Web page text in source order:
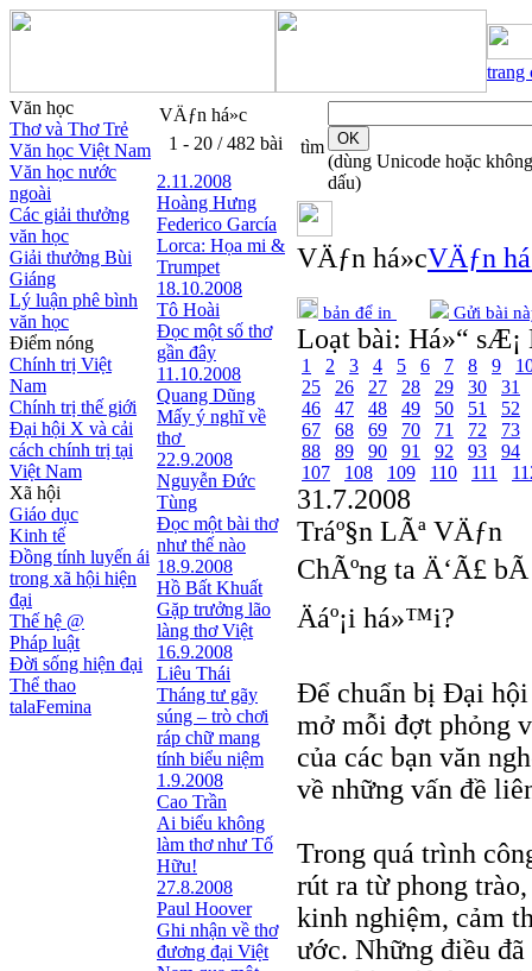
trang
Văn học
Thơ và Thơ Trẻ
Văn học Việt Nam
Văn học nước
ngoài
Các giải thưởng
văn học
Giải thưởng Bùi
Giáng
Lý luận phê bình
văn học
Điểm nóng
Chính trị Việt
Nam
Chính trị thế giới
Đại hội X và cải
cách chính trị tại
Việt Nam
Xã hội
Giáo dục
Kinh tế
Đồng tính luyến ái
trong xã hội hiện
đại
Thế hệ @
Pháp luật
Đời sống hiện đại
Thể thao
talaFemina
VÄƒn há»c
1 - 20 / 482 bài
2.11.2008
Hoàng Hưng
Federico García
Lorca: Họa mi &
Trumpet
18.10.2008
Tô Hoài
Đọc một số thơ
gần đây
11.10.2008
Quang Dũng
Mấy ý nghĩ về
thơ
22.9.2008
Nguyễn Đức
Tùng
Đọc một bài thơ
như thế nào
18.9.2008
Hồ Bất Khuất
Gặp trưởng lão
làng thơ Việt
16.9.2008
Liêu Thái
Tháng tư gãy
súng – trò chơi
ráp chữ mang
tính biểu niệm
1.9.2008
Cao Trần
Ai biểu không
làm thơ như Tố
Hữu!
27.8.2008
Paul Hoover
Ghi nhận về thơ
đương đại Việt
tìm
(dùng Unicode hoặc không
dấu)
VÄƒn há»cVÄƒn
bản để in Gửi bài
Loạt bài: Há»“ sÆ¡
1 2 3 4 5 6 7 8 9
25
26 27 28 29 30
31
46
47 48 49 50 51
52
67
68 69 70 71 72
73
88
89 90 91 92 93
94
107
108 109 110 111
31.7.2008
Tráº§n LÃª VÄƒn
ChÃºng ta Ä‘Ã£
Äáº¡i há»™i?
Để chuẩn bị Đại hội
mở mỗi đợt phỏng
của các bạn văn
về những vấn đề
Trong quá trình
rút ra từ phong
kinh nghiệm, cảm
ước. Những điều